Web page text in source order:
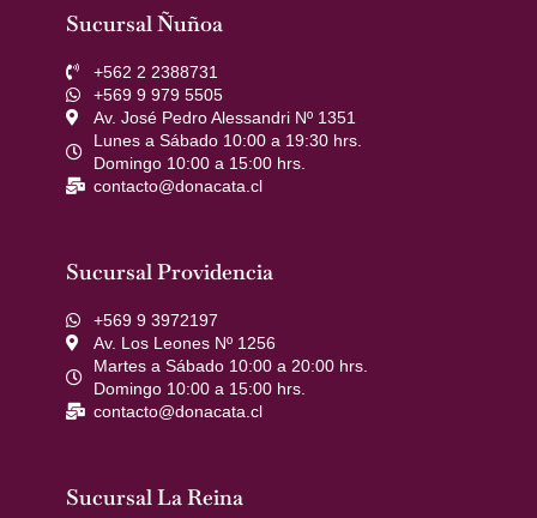
Sucursal Ñuñoa
+562 2 2388731
+569 9 979 5505
Av. José Pedro Alessandri Nº 1351
Lunes a Sábado 10:00 a 19:30 hrs.
Domingo 10:00 a 15:00 hrs.
contacto@donacata.cl
Sucursal Providencia
+569 9 3972197
Av. Los Leones Nº 1256
Martes a Sábado 10:00 a 20:00 hrs.
Domingo 10:00 a 15:00 hrs.
contacto@donacata.cl
Sucursal La Reina